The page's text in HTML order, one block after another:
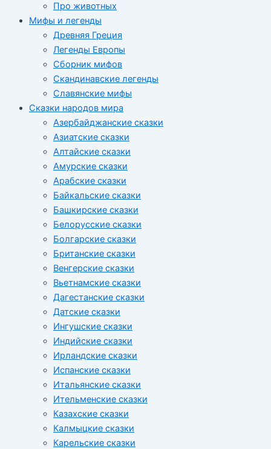
Про животных
Мифы и легенды
Древняя Греция
Легенды Европы
Сборник мифов
Скандинавские легенды
Славянские мифы
Сказки народов мира
Азербайджанские сказки
Азиатские сказки
Алтайские сказки
Амурские сказки
Арабские сказки
Байкальские сказки
Башкирские сказки
Белорусские сказки
Болгарские сказки
Британские сказки
Венгерские сказки
Вьетнамские сказки
Дагестанские сказки
Датские сказки
Ингушские сказки
Индийские сказки
Ирландские сказки
Испанские сказки
Итальянские сказки
Ительменские сказки
Казахские сказки
Калмыцкие сказки
Карельские сказки